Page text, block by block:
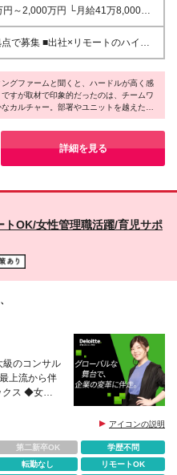
どの上流工程を想定） ・事業会
ジェクトリード／マネジメントな
成果にもこだわりたい □グローバ
見を身につけたい □キャリアと私
円～2,000万円 └月給41万8,000
、固定残業代
万2,700円／1ヶ月あたり50時間
更はありません）
で募集 ■出社×リモートのハイブ
の内二重橋ビルディング 【大
府大阪市中央区今橋4-1-1 淀屋橋
当社業務全般 ※(勤務地欄：変更の
を除く当社関連勤務地
グファームと聞くと、ハードルが高く感
すが取材で印象的だったのは、チームワ
カルチャー。部署やユニットを越えた連
門性を持つメンバー同士が知見を共有し
んでいます。また、柔軟な働き方を“自然
力。経験を活かし、新たなキャリアに挑戦
い企業です。
詳細を見る
トOK/女性管理職活躍/育児サポ
級のコンサル
上流から伴
ス ◆女性
アイコンの説明
第二新卒OK
学歴不問
転勤なし
リモートOK